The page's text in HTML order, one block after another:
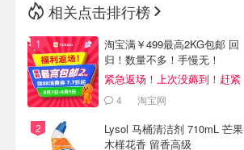
相关点击排行榜
淘宝满￥499最高2KG包邮 回
归！数量不多！手慢无！
紧急返场！上次没薅到！赶紧
冲 4 淘宝网
Lysol 马桶清洁剂 710mL 芒果
木槿花香 留香高级